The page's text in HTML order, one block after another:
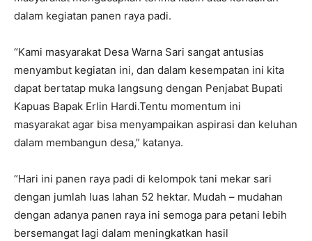
dalam kegiatan panen raya padi.
“Kami masyarakat Desa Warna Sari sangat antusias
menyambut kegiatan ini, dan dalam kesempatan ini kita
dapat bertatap muka langsung dengan Penjabat Bupati
Kapuas Bapak Erlin Hardi.Tentu momentum ini
masyarakat agar bisa menyampaikan aspirasi dan keluhan
dalam membangun desa,” katanya.
“Hari ini panen raya padi di kelompok tani mekar sari
dengan jumlah luas lahan 52 hektar. Mudah – mudahan
dengan adanya panen raya ini semoga para petani lebih
bersemangat lagi dalam meningkatkan hasil